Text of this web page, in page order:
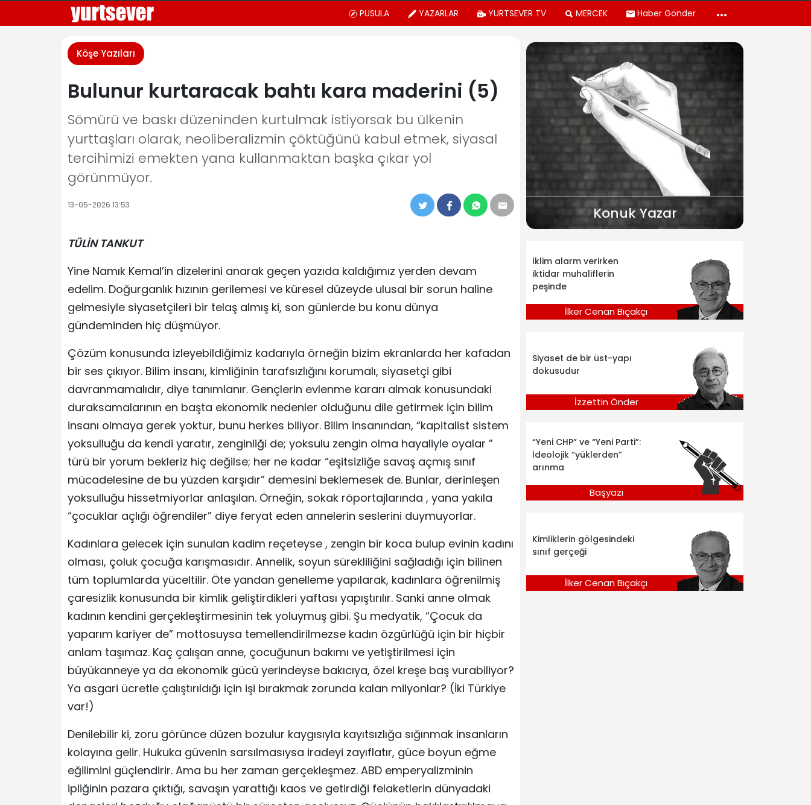
PUSULA YAZARLAR YURTSEVER TV MERCEK Haber Gönder
Köşe Yazıları
Bulunur kurtaracak bahtı kara maderini (5)
Sömürü ve baskı düzeninden kurtulmak istiyorsak bu ülkenin
yurttaşları olarak, neoliberalizmin çöktüğünü kabul etmek, siyasal
tercihimizi emekten yana kullanmaktan başka çıkar yol
görünmüyor.
13-05-2026 13:53
TÜLİN TANKUT
Yine Namık Kemal’in dizelerini anarak geçen yazıda kaldığımız yerden devam
edelim. Doğurganlık hızının gerilemesi ve küresel düzeyde ulusal bir sorun haline
gelmesiyle siyasetçileri bir telaş almış ki, son günlerde bu konu dünya
gündeminden hiç düşmüyor.
Çözüm konusunda izleyebildiğimiz kadarıyla örneğin bizim ekranlarda her kafadan
bir ses çıkıyor. Bilim insanı, kimliğinin tarafsızlığını korumalı, siyasetçi gibi
davranmamalıdır, diye tanımlanır. Gençlerin evlenme kararı almak konusundaki
duraksamalarının en başta ekonomik nedenler olduğunu dile getirmek için bilim
insanı olmaya gerek yoktur, bunu herkes biliyor. Bilim insanından, “kapitalist sistem
yoksulluğu da kendi yaratır, zenginliği de; yoksulu zengin olma hayaliyle oyalar ”
türü bir yorum bekleriz hiç değilse; her ne kadar “eşitsizliğe savaş açmış sınıf
mücadelesine de bu yüzden karşıdır” demesini beklemesek de. Bunlar, derinleşen
yoksulluğu hissetmiyorlar anlaşılan. Örneğin, sokak röportajlarında , yana yakıla
“çocuklar açlığı öğrendiler” diye feryat eden annelerin seslerini duymuyorlar.
Kadınlara gelecek için sunulan kadim reçeteyse , zengin bir koca bulup evinin kadını
olması, çoluk çocuğa karışmasıdır. Annelik, soyun sürekliliğini sağladığı için bilinen
tüm toplumlarda yüceltilir. Öte yandan genelleme yapılarak, kadınlara öğrenilmiş
çaresizlik konusunda bir kimlik geliştirdikleri yaftası yapıştırılır. Sanki anne olmak
kadının kendini gerçekleştirmesinin tek yoluymuş gibi. Şu medyatik, “Çocuk da
yaparım kariyer de” mottosuysa temellendirilmezse kadın özgürlüğü için bir hiçbir
anlam taşımaz. Kaç çalışan anne, çocuğunun bakımı ve yetiştirilmesi için
büyükanneye ya da ekonomik gücü yerindeyse bakıcıya, özel kreşe baş vurabiliyor?
Ya asgari ücretle çalıştırıldığı için işi bırakmak zorunda kalan milyonlar? (İki Türkiye
var!)
Denilebilir ki, zoru görünce düzen bozulur kaygısıyla kayıtsızlığa sığınmak insanların
kolayına gelir. Hukuka güvenin sarsılmasıysa iradeyi zayıflatır, güce boyun eğme
eğilimini güçlendirir. Ama bu her zaman gerçekleşmez. ABD emperyalizminin
ipliğinin pazara çıktığı, savaşın yarattığı kaos ve getirdiği felaketlerin dünyadaki
Konuk Yazar
İklim alarm verirken
iktidar muhaliflerin
peşinde
İlker Cenan Bıçakçı
Siyaset de bir üst-yapı
dokusudur
İzzettin Önder
“Yeni CHP” ve “Yeni Parti”:
İdeolojik “yüklerden”
arınma
Başyazı
Kimliklerin gölgesindeki
sınıf gerçeği
İlker Cenan Bıçakçı